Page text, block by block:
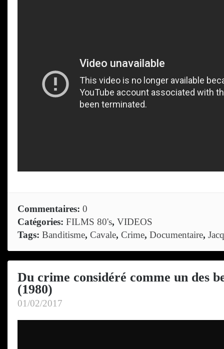
Commentaires: 0
Catégories: FILMS 80's, VIDEOS
Tags: Banditisme, Cavale, Crime, Documentaire,
Du crime considéré comme un des
(1980)
01/02/2017